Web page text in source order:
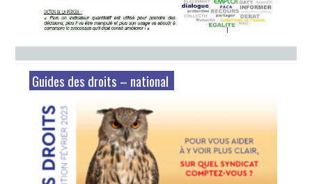
Guides des droits – national